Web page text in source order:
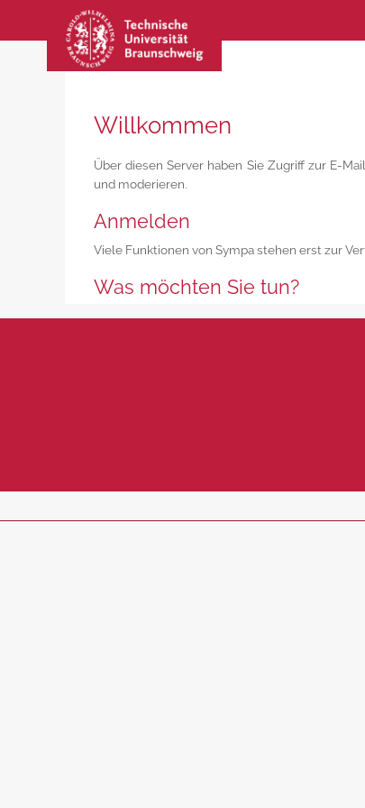
Willkommen
Über diesen Server haben Sie Zugriff zur E-
und moderieren.
Anmelden
Viele Funktionen von Sympa stehen erst zur
Was möchten Sie tun?